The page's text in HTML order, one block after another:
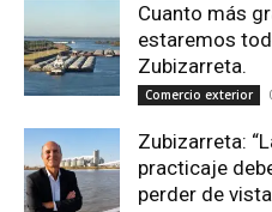
Cuanto más
estaremos
Zubizarreta.
Comercio exterior
Zubizarreta:
practicaje
perder de